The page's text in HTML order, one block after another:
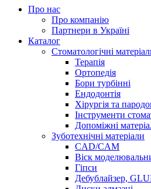
Про нас
Про компанію
Партнери в Україні
Каталог
Стоматологічні
Терапія
Ортопедія
Бори турбінні
Ендодонтія
Хірургія та
Інструменти
Допоміжні
Зуботехнічні матеріали
CAD/CAM
Віск
Гіпси
Дебублайзер,